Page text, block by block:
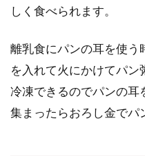
しく食べられます。
離乳食にパンの耳を使う
を入れて火にかけてパン
冷凍できるのでパンの耳
集まったらおろし金でパ